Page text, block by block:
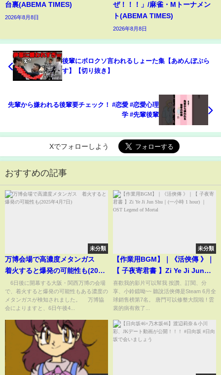
台裏(ABEMA TIMES)
2026年8月8日
ぜ！！！」/麻雀・Mトーナメン
ト(ABEMA TIMES)
2026年8月8日
後輩にボロクソ言われるしょーた集【あめんぼぷら
す】【切り抜き】
先輩から嫌われる後輩要チェック！ #恋愛 #恋愛心理
学 #先輩後輩
Xでフォローしよう
おすすめの記事
未分類
万博会場で高濃度メタンガス
着火すると爆発の可能性も(2025
年4月7日)
6日後に開幕する大阪・関西万博の会場
で、着火すると爆発の可能性もある濃度の
メタンガスが検知されました。 万博協
会によりますと、6日午後4...
未分類
【作業用BGM】｜《活俠傳 》｜
【 子夜寄君書 】Zi Ye Ji Jun
Shu｜(一小時 1 hour) ｜ OST
Legend of Mortal
喜歡我的影片可以幫我 按讚、訂閱、分
享、小鈴鐺呦~~ 聽說活俠傳是Steam 6月全
球銷售榜第7名。 唐門可以修整大院啦 ! 雲
裳的病有救了...